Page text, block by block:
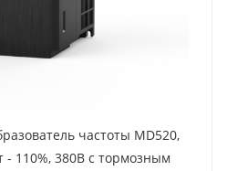
частоты MD520,
- 110%, 380В с тормозным